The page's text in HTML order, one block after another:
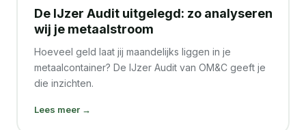
De IJzer Audit uitgelegd: zo analyseren
wij je metaalstroom
Hoeveel geld laat jij maandelijks liggen in je
metaalcontainer? De IJzer Audit van OM&C geeft je
die inzichten.
Lees meer →